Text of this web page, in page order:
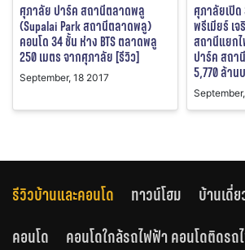
ศุภาลัย ปาร์ค สถานีตลาดพลู
(Supalai Park สถานีตลาดพลู)
คอนโด 34 ชั้น ห่าง BTS ตลาดพลู
250 เมตร จากศุภาลัย [รีวิว]
September, 18 2017
ศุภาลัยเปิ
พรีเมียร์ เ
สถานีแยก
ปาร์ค สถา
5,770 ล้าน
รีวิวบ้านและคอนโด ทาวน์โฮม
บ้านเดี่
คอนโด
คอนโดใกล้รถไฟฟ้า คอนโดติดรถ